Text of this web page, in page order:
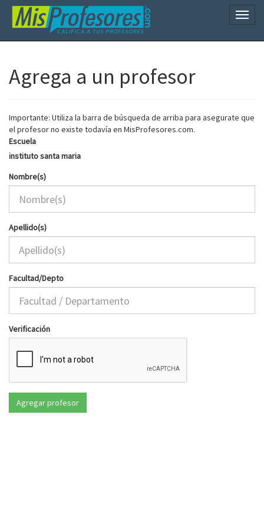
Agrega a un profesor
Importante: Utiliza la barra de búsqueda de arriba para asegurate que
el profesor no existe todavía en MisProfesores.com.
Escuela
instituto santa maria
Nombre(s)
Apellido(s)
Facultad/Depto
Verificación